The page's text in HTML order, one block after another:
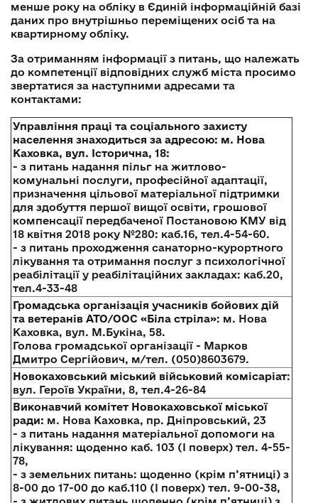
менше року на обліку в Єдиній інформаційній базі
даних про внутрішньо переміщених осіб та на
квартирному обліку.
За отриманням інформації з питань, що належать
до компетенції відповідних служб міста просимо
звертатися за наступними адресами та
контактами:
Управління праці та соціального захисту
населення знаходиться за адресою: м. Нова
Каховка, вул. Історична, 18:
- з питань надання пільг на житлово-
комунальні послуги, професійної адаптації,
призначення цільової матеріальної підтримки
для здобуття першої вищої освіти, грошової
компенсації передбаченої Постановою КМУ від
18 квітня 2018 року №280: каб.16, тел.4-54-60.
- з питань проходження санаторно-курортного
лікування та отримання послуг з психологічної
реабілітації у реабілітаційних закладах: каб.20,
тел.4-33-48
Громадська організація учасників бойових дій
та ветеранів АТО/ООС «Біла стріла»: м. Нова
Каховка, вул. М.Букіна, 58.
Голова громадської організації - Марков
Дмитро Сергійович, м/тел. (050)8603679.
Новокаховський міський військовий комісаріат:
вул. Героїв України, 8, тел.4-26-84
Виконавчий комітет Новокаховської міської
ради: м. Нова Каховка, пр. Дніпровський, 23
- з питань надання матеріальної допомоги на
лікування: щоденно каб. 103 (І поверх) тел. 4-55-
78,
- з земельних питань: щоденно (крім п’ятниці) з
8-00 до 17-00 до каб.110 (І поверх) тел. 9-00-38,